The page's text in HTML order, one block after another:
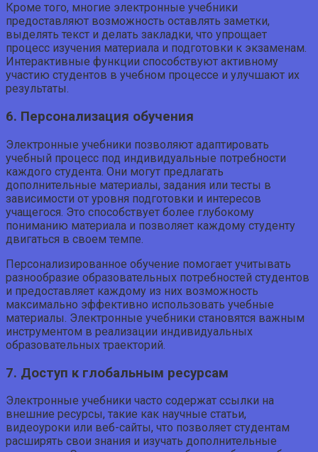
Кроме того, многие электронные учебники
предоставляют возможность оставлять заметки,
выделять текст и делать закладки, что упрощает
процесс изучения материала и подготовки к экзаменам.
Интерактивные функции способствуют активному
участию студентов в учебном процессе и улучшают их
результаты.
6. Персонализация обучения
Электронные учебники позволяют адаптировать
учебный процесс под индивидуальные потребности
каждого студента. Они могут предлагать
дополнительные материалы, задания или тесты в
зависимости от уровня подготовки и интересов
учащегося. Это способствует более глубокому
пониманию материала и позволяет каждому студенту
двигаться в своем темпе.
Персонализированное обучение помогает учитывать
разнообразие образовательных потребностей студентов
и предоставляет каждому из них возможность
максимально эффективно использовать учебные
материалы. Электронные учебники становятся важным
инструментом в реализации индивидуальных
образовательных траекторий.
7. Доступ к глобальным ресурсам
Электронные учебники часто содержат ссылки на
внешние ресурсы, такие как научные статьи,
видеоуроки или веб-сайты, что позволяет студентам
расширять свои знания и изучать дополнительные